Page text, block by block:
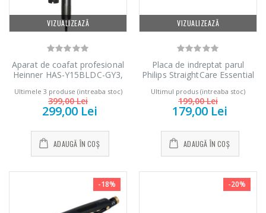
VIZUALIZEAZĂ
Aparat de coafat profesional
Heinner HAS-Y15BLDC-GY3,
trepte de putere, 3 setari de
temperatura, Ionizare,
Accesorii: perie rotunda
indreptare, uscator, Alb cu roz
Ultimele 3 produse (intreaba stoc)
399,00 Lei
299,00 Lei
ADAUGĂ ÎN COȘ
VIZUALIZEAZĂ
Placa de indreptat parul
Philips StraightCare Essential
ceramic, keratina, Negru/
Mov
Ultimul produs (intreaba stoc)
199,00 Lei
179,00 Lei
ADAUGĂ ÎN COȘ
-18% -20%